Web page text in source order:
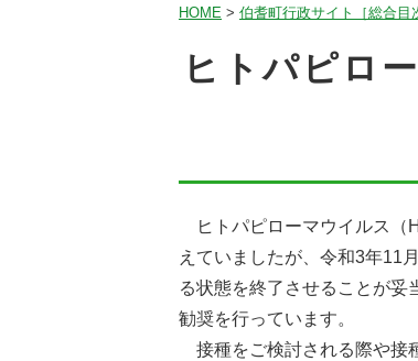
HOME > 伯耆町行政サイト［総合目
ヒトパピロ
ヒトパピローマウイルス（
えていましたが、令和3年11
る状態を終了させることが
勧奨を行っています。
接種をご検討される際や接